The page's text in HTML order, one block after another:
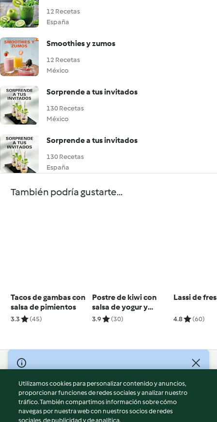
12 Recetas
España
Smoothies y zumos
12 Recetas
México
Sorprende a tus invitados
130 Recetas
México
Sorprende a tus invitados
130 Recetas
España
También podría gustarte...
Tacos de gambas con
salsa de pimientos
3.3 (45)
Postre de kiwi con
salsa de yogur y
vainilla
3.9 (30)
Lassi de
4.8 (60)
© Copyright 2026
Términos de uso
Política de privacidad
Aviso legal
Utilizamos cookies para personalizar contenido y anuncios,
proporcionar funciones de redes sociales y analizar nuestro
tráfico. También compartimos información sobre cómo
navegas por nuestra web con nuestros socios de redes
sociales, de publicidad y de analítica.